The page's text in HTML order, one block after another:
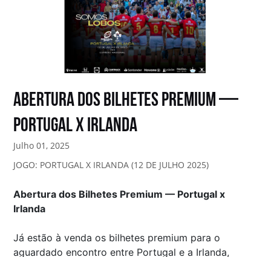
Abertura dos Bilhetes Premium —
Portugal x Irlanda
Julho 01, 2025
JOGO: PORTUGAL X IRLANDA (12 DE JULHO 2025)
Abertura dos Bilhetes Premium — Portugal x
Irlanda
Já estão à venda os bilhetes premium para o
aguardado encontro entre Portugal e a Irlanda,